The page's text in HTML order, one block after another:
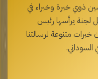
ذوي خبرة وخبراء في
لجنة يرأسها رئيس
متنوعة لرسالتنا
السوداني.